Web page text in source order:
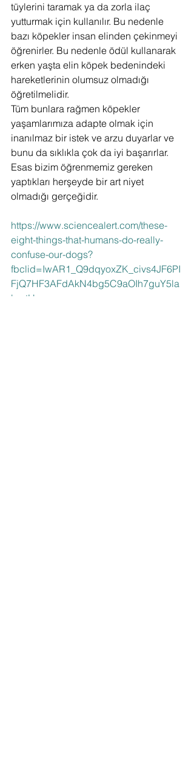
tüylerini taramak ya da zorla ilaç
yutturmak için kullanılır. Bu nedenle
bazı köpekler insan elinden çekinmeyi
öğrenirler. Bu nedenle ödül kullanarak
erken yaşta elin köpek bedenindeki
hareketlerinin olumsuz olmadığı
öğretilmelidir.
Tüm bunlara rağmen köpekler
yaşamlarımıza adapte olmak için
inanılmaz bir istek ve arzu duyarlar ve
bunu da sıklıkla çok da iyi başarırlar.
Esas bizim öğrenmemiz gereken
yaptıkları herşeyde bir art niyet
olmadığı gerçeğidir.
https://www.sciencealert.com/these-
eight-things-that-humans-do-really-
confuse-our-dogs?
fbclid=IwAR1_Q9dqyoxZK_civs4JF6PI
FjQ7HF3AFdAkN4bg5C9aOIh7guY5la
bo-tU